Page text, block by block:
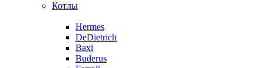
Котлы
Hermes
DeDietrich
Baxi
Buderus